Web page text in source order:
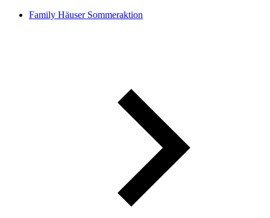
Family Häuser Sommeraktion